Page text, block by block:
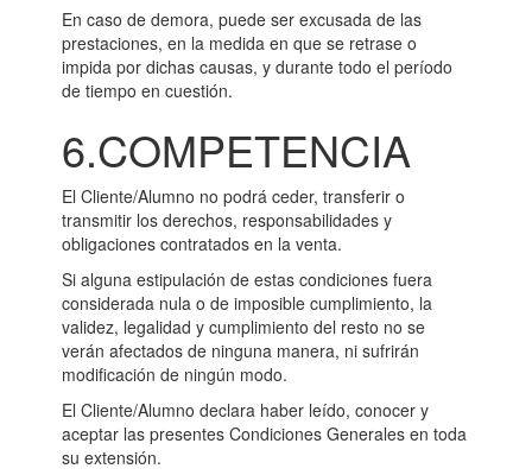
En caso de demora, puede ser excusada de las
prestaciones, en la medida en que se retrase o
impida por dichas causas, y durante todo el período
de tiempo en cuestión.
6.COMPETENCIA
El Cliente/Alumno no podrá ceder, transferir o
transmitir los derechos, responsabilidades y
obligaciones contratados en la venta.
Si alguna estipulación de estas condiciones fuera
considerada nula o de imposible cumplimiento, la
validez, legalidad y cumplimiento del resto no se
verán afectados de ninguna manera, ni sufrirán
modificación de ningún modo.
El Cliente/Alumno declara haber leído, conocer y
aceptar las presentes Condiciones Generales en toda
su extensión.